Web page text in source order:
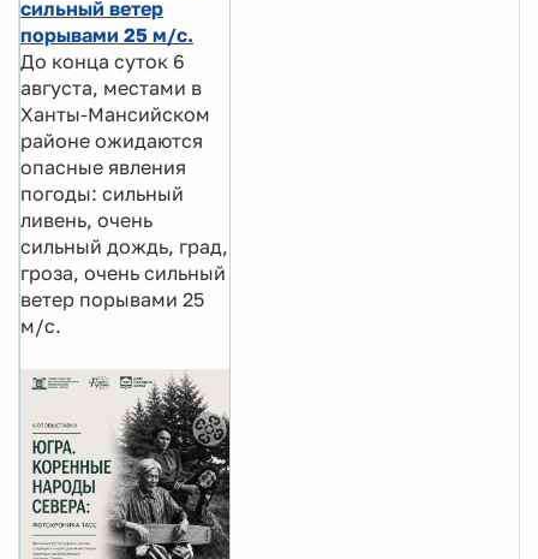
сильный ветер
порывами 25 м/с.
До конца суток 6
августа, местами в
Ханты-Мансийском
районе ожидаются
опасные явления
погоды: сильный
ливень, очень
сильный дождь, град,
гроза, очень сильный
ветер порывами 25
м/с.